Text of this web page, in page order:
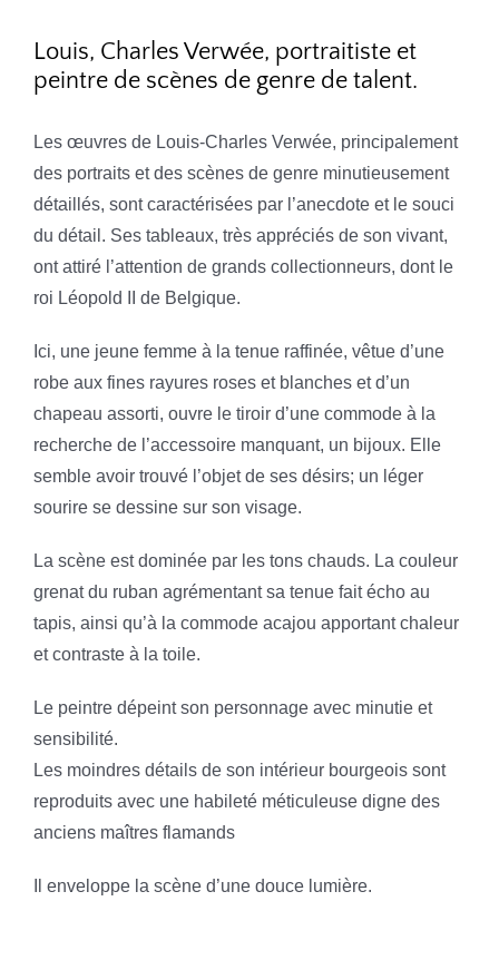
Louis, Charles Verwée, portraitiste et
peintre de scènes de genre de talent.
Les œuvres de Louis-Charles Verwée, principalement
des portraits et des scènes de genre minutieusement
détaillés, sont caractérisées par l’anecdote et le souci
du détail. Ses tableaux, très appréciés de son vivant,
ont attiré l’attention de grands collectionneurs, dont le
roi Léopold II de Belgique.
Ici, une jeune femme à la tenue raffinée, vêtue d’une
robe aux fines rayures roses et blanches et d’un
chapeau assorti, ouvre le tiroir d’une commode à la
recherche de l’accessoire manquant, un bijoux. Elle
semble avoir trouvé l’objet de ses désirs; un léger
sourire se dessine sur son visage.
La scène est dominée par les tons chauds. La couleur
grenat du ruban agrémentant sa tenue fait écho au
tapis, ainsi qu’à la commode acajou apportant chaleur
et contraste à la toile.
Le peintre dépeint son personnage avec minutie et
sensibilité.
Les moindres détails de son intérieur bourgeois sont
reproduits avec une habileté méticuleuse digne des
anciens maîtres flamands
Il enveloppe la scène d’une douce lumière.